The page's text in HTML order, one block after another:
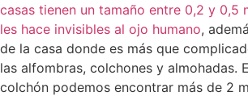
casas tienen un tamaño entre 0,2 y 0,5
les hace invisibles al ojo humano,
de la casa donde es más que
las alfombras, colchones y almohadas.
colchón podemos encontrar más de 2